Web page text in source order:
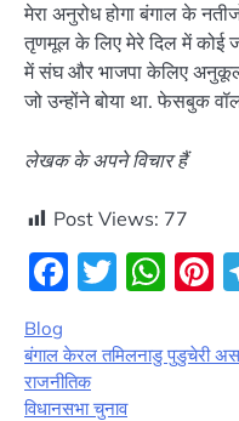
मेरा अनुरोध होगा बंगाल के
तृणमूल के लिए मेरे दिल में कोई
में संघ और भाजपा केलिए
जो उन्होंने बोया था. फेसबुक
लेखक के अपने विचार हैं
Post Views: 77
Facebook
Blog
बंगाल केरल तमिलनाडु पुडुचेरी
राजनीतिक
विधानसभा चुनाव